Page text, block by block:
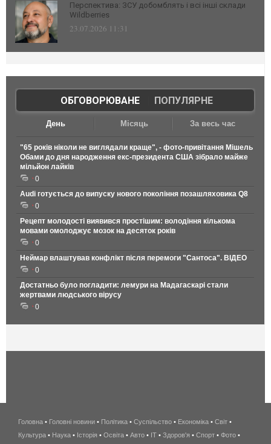
Перспектива: ЗСУ добомблять і всі інші склади
Wildberries
23.07.2026 11:31
ОБГОВОРЮВАНЕ| ПОПУЛЯРНЕ
День Місяць За весь час
"65 років ніколи не виглядали краще", - фото-привітання Мішель
Обами до дня народження екс-президента США зібрало майже
мільйон лайків
0
Audi готується до випуску нового покоління позашляховика Q8
0
Рецепт молодості виявився простішим: володіння кількома
мовами омолоджує мозок на десяток років
0
Неймар влаштував конфлікт після перемоги "Сантоса". ВІДЕО
0
Достатньо було погладити: лемури на Мадагаскарі стали
жертвами людського вірусу
0
беспроводной
интернет
Головна • Головні новини • Політика • Суспільство • Економіка • Світ •
Культура • Наука • Історія • Освіта • Авто • IT • Здоров'я • Спорт • Фото •